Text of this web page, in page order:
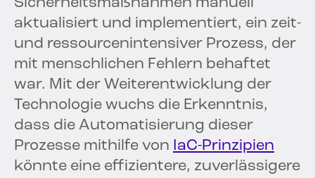
Sicherheitsmaßnahmen manuell
aktualisiert und implementiert, ein zeit-
und ressourcenintensiver Prozess, der
mit menschlichen Fehlern behaftet
war. Mit der Weiterentwicklung der
Technologie wuchs die Erkenntnis,
dass die Automatisierung dieser
Prozesse mithilfe von IaC-Prinzipien
könnte eine effizientere, zuverlässigere